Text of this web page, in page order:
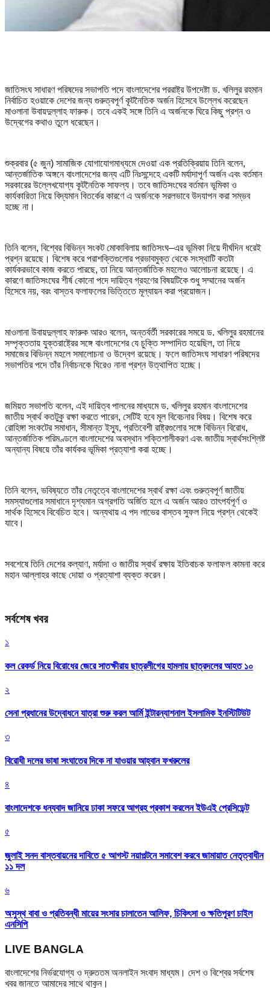
জাতিসংঘ সাধারণ পরিষদের সভাপতি পদে বাংলাদেশের পররাষ্ট্র উপদেষ্টা ড. খলিলুর রহমান
নির্বাচিত হওয়াকে দেশের জন্য গুরুত্বপূর্ণ কূটনৈতিক অর্জন হিসেবে উল্লেখ করেছেন
মাওলানা উবায়দুল্লাহ ফারুক। তবে একই সঙ্গে তিনি এ অর্জনকে ঘিরে কিছু প্রশ্ন ও
উদ্বেগের কথাও তুলে ধরেছেন।
শুক্রবার (৫ জুন) সামাজিক যোগাযোগমাধ্যমে দেওয়া এক প্রতিক্রিয়ায় তিনি বলেন,
আন্তর্জাতিক অঙ্গনে বাংলাদেশের জন্য এটি নিঃসন্দেহে একটি মর্যাদাপূর্ণ অর্জন এবং বর্তমান
সরকারের উল্লেখযোগ্য কূটনৈতিক সাফল্য। তবে জাতিসংঘের বর্তমান ভূমিকা ও
কার্যকারিতা নিয়ে বিদ্যমান বিতর্কের কারণে এ অর্জনকে সরলভাবে উদযাপন করা সম্ভব
হচ্ছে না।
তিনি বলেন, বিশ্বের বিভিন্ন সংকট মোকাবিলায় জাতিসংঘ–এর ভূমিকা নিয়ে দীর্ঘদিন ধরেই
প্রশ্ন রয়েছে। বিশেষ করে পরাশক্তিগুলোর প্রভাবমুক্ত থেকে সংস্থাটি কতটা
কার্যকরভাবে কাজ করতে পারছে, তা নিয়ে আন্তর্জাতিক মহলেও আলোচনা রয়েছে। এ
কারণে জাতিসংঘের শীর্ষ কোনো পদে দায়িত্ব গ্রহণের বিষয়টিকে শুধু সম্মানের অর্জন
হিসেবে নয়, বরং বাস্তব ফলাফলের ভিত্তিতে মূল্যায়ন করা প্রয়োজন।
মাওলানা উবায়দুল্লাহ ফারুক আরও বলেন, অন্তর্বর্তী সরকারের সময়ে ড. খলিলুর রহমানের
সম্পৃক্ততায় যুক্তরাষ্ট্রের সঙ্গে বাংলাদেশের যে চুক্তি সম্পাদিত হয়েছিল, তা নিয়ে
সমাজের বিভিন্ন মহলে সমালোচনা ও উদ্বেগ রয়েছে। ফলে জাতিসংঘ সাধারণ পরিষদের
সভাপতির পদে তাঁর নির্বাচনকে ঘিরেও নানা প্রশ্ন উত্থাপিত হচ্ছে।
জমিয়ত সভাপতি বলেন, এই দায়িত্ব পালনের মাধ্যমে ড. খলিলুর রহমান বাংলাদেশের
জাতীয় স্বার্থ কতটুকু রক্ষা করতে পারেন, সেটিই হবে মূল বিবেচনার বিষয়। বিশেষ করে
রোহিঙ্গা সংকটের সমাধান, সীমান্ত ইস্যু, প্রতিবেশী রাষ্ট্রগুলোর সঙ্গে বিভিন্ন বিরোধ,
আন্তর্জাতিক পরিমণ্ডলে বাংলাদেশের অবস্থান শক্তিশালীকরণ এবং জাতীয় স্বার্থসংশ্লিষ্ট
অন্যান্য বিষয়ে তাঁর কার্যকর ভূমিকা প্রত্যাশা করা হচ্ছে।
তিনি বলেন, ভবিষ্যতে তাঁর নেতৃত্বে বাংলাদেশের স্বার্থ রক্ষা এবং গুরুত্বপূর্ণ জাতীয়
সমস্যাগুলোর সমাধানে দৃশ্যমান অগ্রগতি অর্জিত হলে এ অর্জন আরও তাৎপর্যপূর্ণ ও
সার্থক হিসেবে বিবেচিত হবে। অন্যথায় এ পদ লাভের বাস্তব সুফল নিয়ে প্রশ্ন থেকেই
যাবে।
সবশেষে তিনি দেশের কল্যাণ, মর্যাদা ও জাতীয় স্বার্থ রক্ষায় ইতিবাচক ফলাফল কামনা করে
মহান আল্লাহর কাছে দোয়া ও প্রত্যাশা ব্যক্ত করেন।
সর্বশেষ খবর
১
কল রেকর্ড নিয়ে বিরোধের জেরে সাতক্ষীরায় ছাত্রলীগের হামলায় ছাত্রদলের আহত ১০
২
সেনা প্রধানের উদ্বোধনে যাত্রা শুরু করল আর্মি ইন্টারন্যাশনাল ইসলামিক ইনস্টিটিউট
৩
বিরোধী দলের ভাষা সংঘাতের দিকে না যাওয়ার আহ্বান ফখরুলের
৪
বাংলাদেশকে ধন্যবাদ জানিয়ে ঢাকা সফরে আগ্রহ প্রকাশ করলেন ইউএই প্রেসিডেন্ট
৫
জুলাই সনদ বাস্তবায়নের দাবিতে ৫ আগস্ট নয়াপল্টনে সমাবেশ করবে জামায়াত নেতৃত্বাধীন
১১ দল
৬
অসুস্থ বাবা ও প্রতিবন্ধী মায়ের সংসার চালাতেন আলিফ, চিকিৎসা ও ক্ষতিপূরণ চাইল
এনসিপি
LIVE BANGLA
বাংলাদেশের নির্ভরযোগ্য ও দ্রুততম অনলাইন সংবাদ মাধ্যম। দেশ ও বিশ্বের সর্বশেষ
খবর জানতে আমাদের সাথে থাকুন।